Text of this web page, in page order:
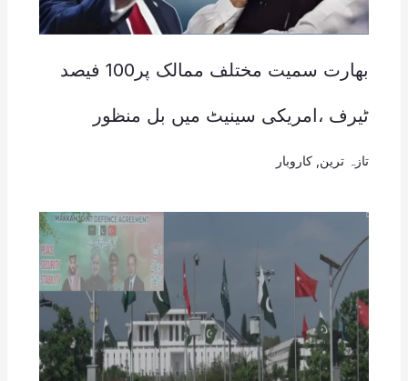
بھارت سمیت مختلف ممالک پر100 فیصد
ٹیرف ،امریکی سینیٹ میں بل منظور
تازہ ترین کاروبار